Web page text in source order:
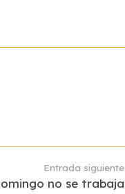
Entrada siguiente
no se trabaja